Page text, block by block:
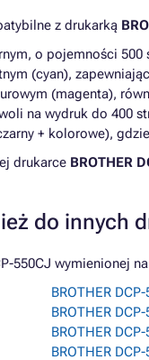
z drukarką
o pojemności 500
(cyan),
(magenta),
na wydruk do 400
+ kolorowe),
drukarce BROTHER
do innych
550CJ wymienionej
BROTHER
BROTHER
BROTHER
BROTHER